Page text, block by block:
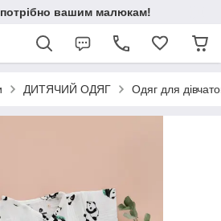
вашим малюкам!
ДИТЯЧИЙ ОДЯГ Одяг для